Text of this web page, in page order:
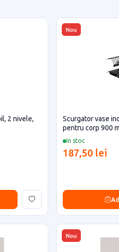
2 nivele,
Nou
In stoc
Scurgator vase
pentru corp 900
187,50 lei
Nou